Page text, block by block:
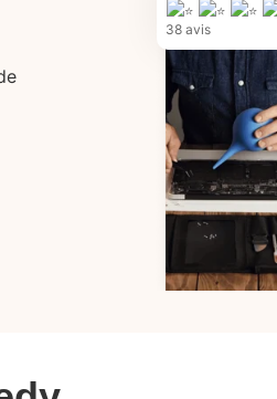
38 avis